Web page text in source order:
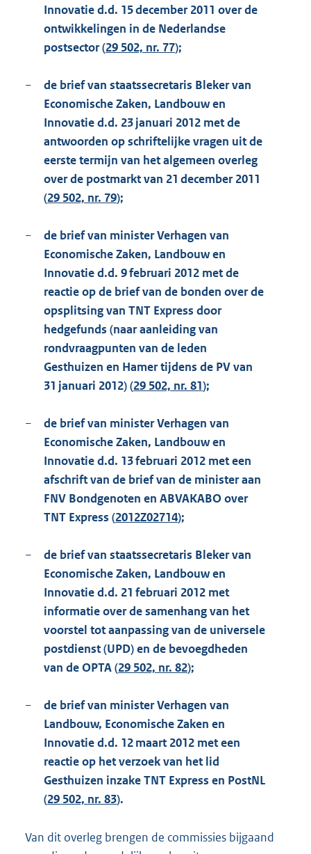
Innovatie d.d. 15 december 2011 over de
ontwikkelingen in de Nederlandse
postsector (29 502, nr. 77);
−
de brief van staatssecretaris Bleker van
Economische Zaken, Landbouw en
Innovatie d.d. 23 januari 2012 met de
antwoorden op schriftelijke vragen uit de
eerste termijn van het algemeen overleg
over de postmarkt van 21 december 2011
(29 502, nr. 79);
−
de brief van minister Verhagen van
Economische Zaken, Landbouw en
Innovatie d.d. 9 februari 2012 met de
reactie op de brief van de bonden over de
opsplitsing van TNT Express door
hedgefunds (naar aanleiding van
rondvraagpunten van de leden
Gesthuizen en Hamer tijdens de PV van
31 januari 2012) (29 502, nr. 81);
−
de brief van minister Verhagen van
Economische Zaken, Landbouw en
Innovatie d.d. 13 februari 2012 met een
afschrift van de brief van de minister aan
FNV Bondgenoten en ABVAKABO over
TNT Express (2012Z02714);
−
de brief van staatssecretaris Bleker van
Economische Zaken, Landbouw en
Innovatie d.d. 21 februari 2012 met
informatie over de samenhang van het
voorstel tot aanpassing van de universele
postdienst (UPD) en de bevoegdheden
van de OPTA (29 502, nr. 82);
−
de brief van minister Verhagen van
Landbouw, Economische Zaken en
Innovatie d.d. 12 maart 2012 met een
reactie op het verzoek van het lid
Gesthuizen inzake TNT Express en PostNL
(29 502, nr. 83).
Van dit overleg brengen de commissies bijgaand